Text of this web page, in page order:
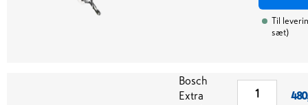
Til
sæt)
Bosch
Extra